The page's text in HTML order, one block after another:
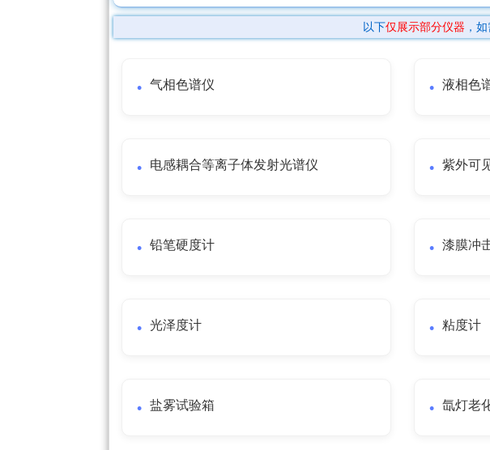
以下仅展示部分仪器 ，
气相色谱仪 液相色
电感耦合等离子体发射光谱仪 紫外可
铅笔硬度计 漆膜冲
光泽度计 粘度计
盐雾试验箱 氙灯老